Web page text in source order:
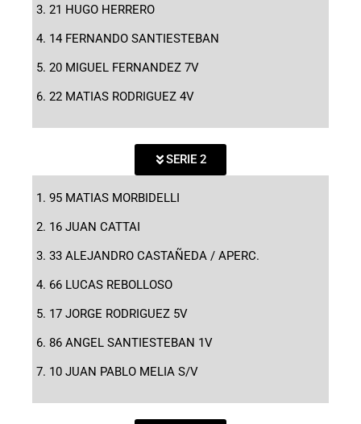
21 HUGO HERRERO
14 FERNANDO SANTIESTEBAN
20 MIGUEL FERNANDEZ 7V
22 MATIAS RODRIGUEZ 4V
SERIE 2
95 MATIAS MORBIDELLI
16 JUAN CATTAI
33 ALEJANDRO CASTAÑEDA / APERC.
66 LUCAS REBOLLOSO
17 JORGE RODRIGUEZ 5V
86 ANGEL SANTIESTEBAN 1V
10 JUAN PABLO MELIA S/V